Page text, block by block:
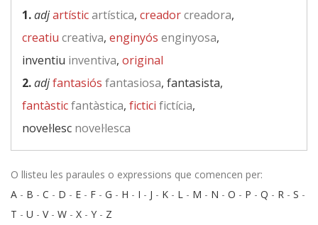
1.adjartísticartística, creadorcreadora,
creatiu creativa, enginyós enginyosa,
inventiu inventiva, original
2.adjfantasiós fantasiosa, fantasista,
fantàsticfantàstica, fictici fictícia,
novel·lesc novel·lesca
O llisteu les paraules o expressions que comencen per:
A - B - C - D - E - F - G - H - I - J - K - L - M - N - O - P - Q - R - S -
T - U - V- W - X - Y - Z